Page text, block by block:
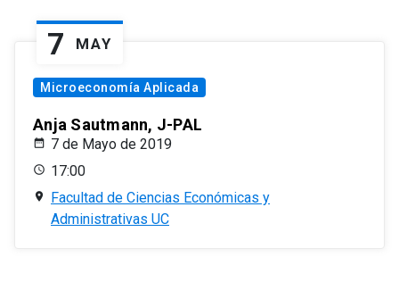
7 MAY
Microeconomía Aplicada
Anja Sautmann, J-PAL
7 de Mayo de 2019
17:00
Facultad de Ciencias Económicas y
Administrativas UC